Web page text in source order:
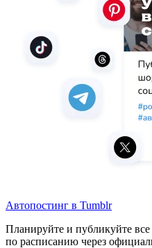
Автопостинг в Tumblr
Планируйте и публикуйте
по расписанию через